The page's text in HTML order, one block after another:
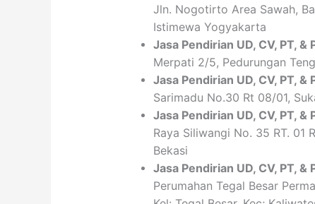
Jln. Nogotirto Area Sawah,
Istimewa Yogyakarta
Jasa Pendirian UD, CV, PT, &
Merpati 2/5, Pedurungan
Jasa Pendirian UD, CV, PT, &
Sarimadu No.30 Rt 08/01,
Jasa Pendirian UD, CV, PT, &
Raya Siliwangi No. 35 RT. 01
Bekasi
Jasa Pendirian UD, CV, PT, &
Perumahan Tegal Besar